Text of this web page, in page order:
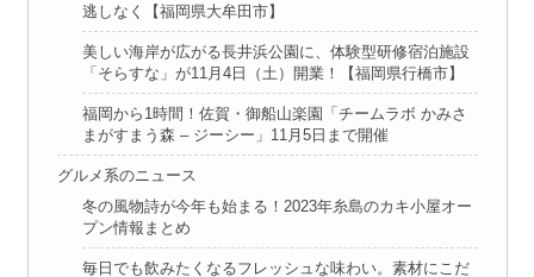
逃しなく【福岡県大牟田市】
美しい海岸が広がる長井浜公園に、体験型研修宿泊施設
「そらすな」が11月4日（土）開業！【福岡県行橋市】
福岡から1時間！佐賀・御船山楽園「チームラボ かみさ
まがすまう森 – ジーシー」11月5日まで開催
グルメ系のニュース
冬の風物詩が今年も始まる！2023年糸島のカキ小屋オー
プン情報まとめ
毎日でも飲みたくなるフレッシュな味わい。素材にこだ